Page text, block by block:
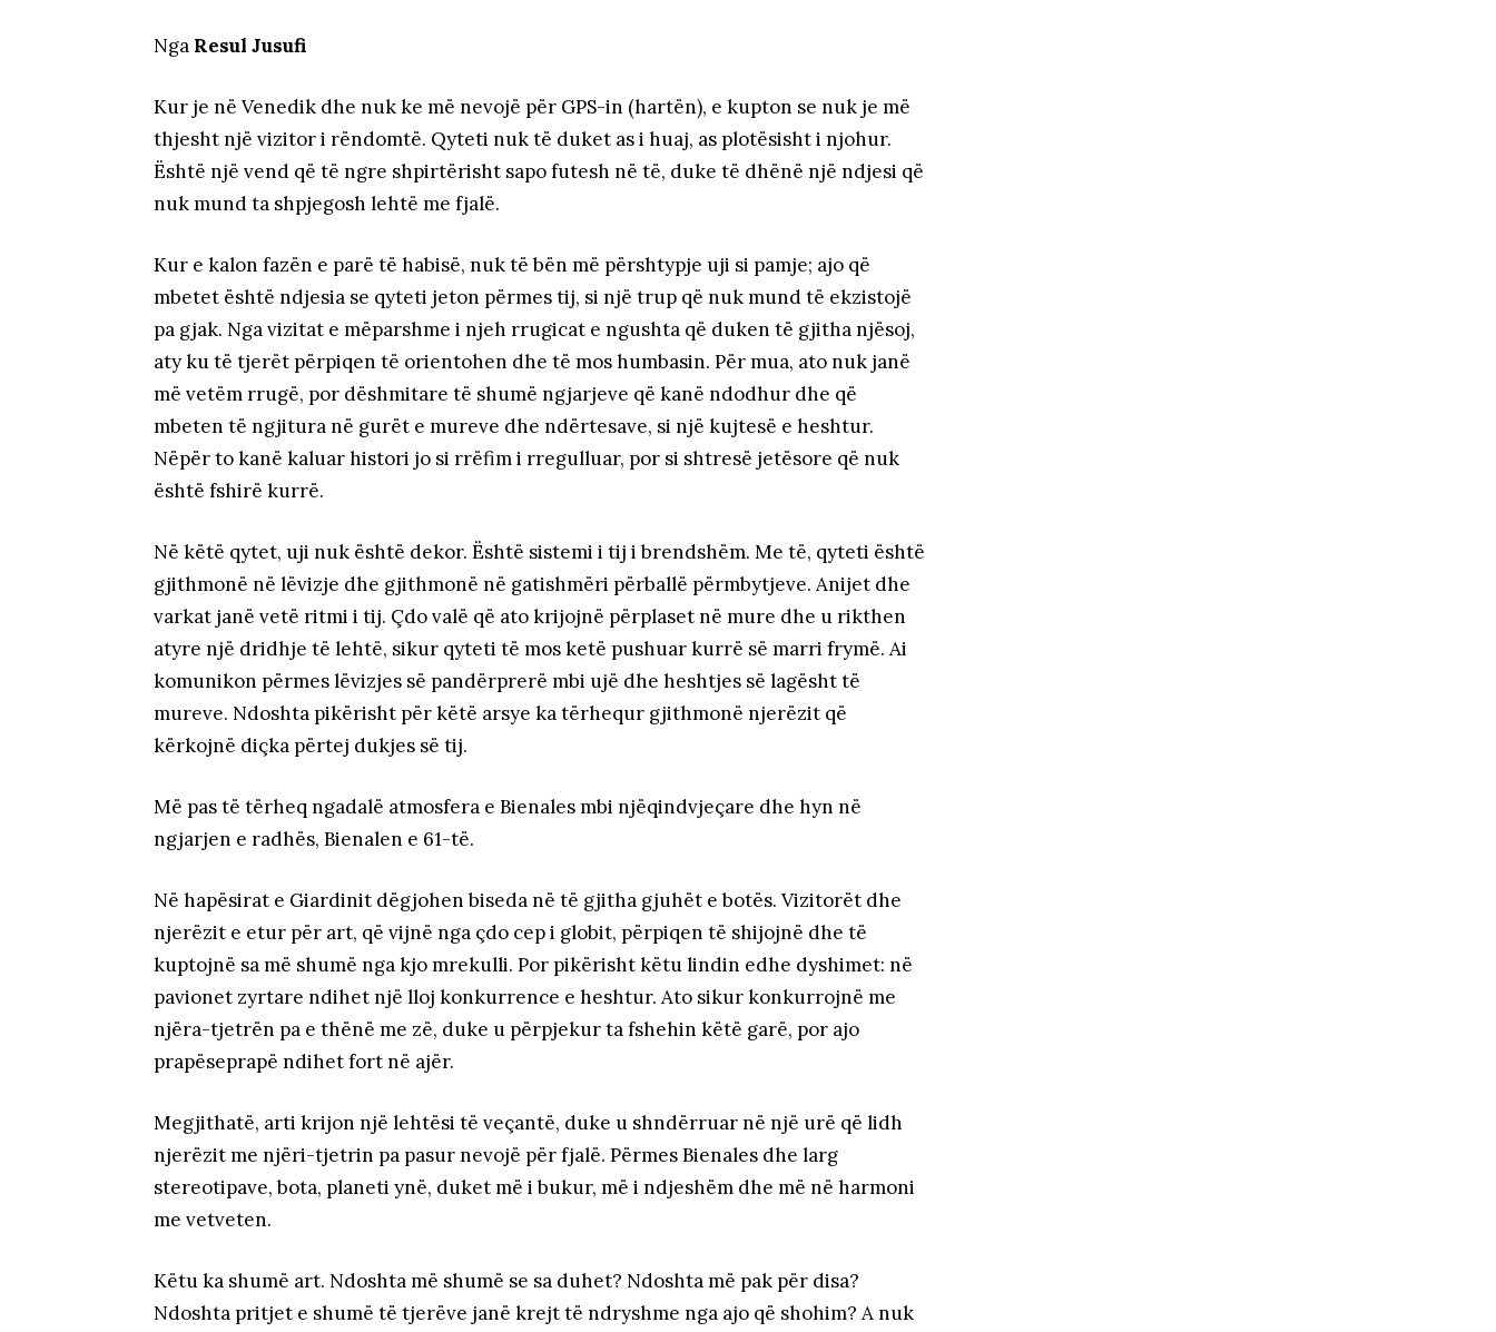
Nga Resul Jusufi
Kur je në Venedik dhe nuk ke më nevojë për GPS-in (hartën), e kupton se nuk je më
thjesht një vizitor i rëndomtë. Qyteti nuk të duket as i huaj, as plotësisht i njohur.
Është një vend që të ngre shpirtërisht sapo futesh në të, duke të dhënë një ndjesi që
nuk mund ta shpjegosh lehtë me fjalë.
Kur e kalon fazën e parë të habisë, nuk të bën më përshtypje uji si pamje; ajo që
mbetet është ndjesia se qyteti jeton përmes tij, si një trup që nuk mund të ekzistojë
pa gjak. Nga vizitat e mëparshme i njeh rrugicat e ngushta që duken të gjitha njësoj,
aty ku të tjerët përpiqen të orientohen dhe të mos humbasin. Për mua, ato nuk janë
më vetëm rrugë, por dëshmitare të shumë ngjarjeve që kanë ndodhur dhe që
mbeten të ngjitura në gurët e mureve dhe ndërtesave, si një kujtesë e heshtur.
Nëpër to kanë kaluar histori jo si rrëfim i rregulluar, por si shtresë jetësore që nuk
është fshirë kurrë.
Në këtë qytet, uji nuk është dekor. Është sistemi i tij i brendshëm. Me të, qyteti është
gjithmonë në lëvizje dhe gjithmonë në gatishmëri përballë përmbytjeve. Anijet dhe
varkat janë vetë ritmi i tij. Çdo valë që ato krijojnë përplaset në mure dhe u rikthen
atyre një dridhje të lehtë, sikur qyteti të mos ketë pushuar kurrë së marri frymë. Ai
komunikon përmes lëvizjes së pandërprerë mbi ujë dhe heshtjes së lagësht të
mureve. Ndoshta pikërisht për këtë arsye ka tërhequr gjithmonë njerëzit që
kërkojnë diçka përtej dukjes së tij.
Më pas të tërheq ngadalë atmosfera e Bienales mbi njëqindvjeçare dhe hyn në
ngjarjen e radhës, Bienalen e 61-të.
Në hapësirat e Giardinit dëgjohen biseda në të gjitha gjuhët e botës. Vizitorët dhe
njerëzit e etur për art, që vijnë nga çdo cep i globit, përpiqen të shijojnë dhe të
kuptojnë sa më shumë nga kjo mrekulli. Por pikërisht këtu lindin edhe dyshimet: në
pavionet zyrtare ndihet një lloj konkurrence e heshtur. Ato sikur konkurrojnë me
njëra-tjetrën pa e thënë me zë, duke u përpjekur ta fshehin këtë garë, por ajo
prapëseprapë ndihet fort në ajër.
Megjithatë, arti krijon një lehtësi të veçantë, duke u shndërruar në një urë që lidh
njerëzit me njëri-tjetrin pa pasur nevojë për fjalë. Përmes Bienales dhe larg
stereotipave, bota, planeti ynë, duket më i bukur, më i ndjeshëm dhe më në harmoni
me vetveten.
Këtu ka shumë art. Ndoshta më shumë se sa duhet? Ndoshta më pak për disa?
Ndoshta pritjet e shumë të tjerëve janë krejt të ndryshme nga ajo që shohim? A nuk